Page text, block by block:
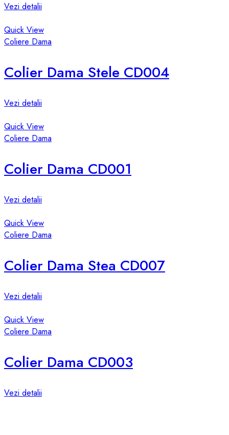
Vezi detalii
Quick View
Coliere Dama
Colier Dama Stele CD004
Vezi detalii
Quick View
Coliere Dama
Colier Dama CD001
Vezi detalii
Quick View
Coliere Dama
Colier Dama Stea CD007
Vezi detalii
Quick View
Coliere Dama
Colier Dama CD003
Vezi detalii